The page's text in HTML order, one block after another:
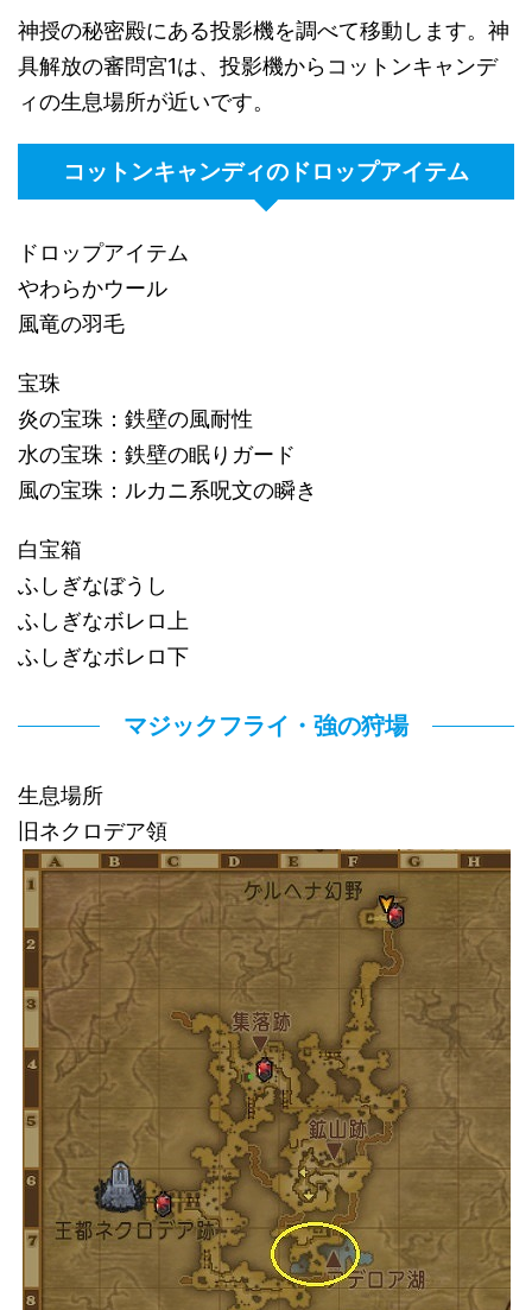
神授の秘密殿にある投影機を調べて移動します。神
具解放の審問宮1は、投影機からコットンキャンデ
ィの生息場所が近いです。
コットンキャンディのドロップアイテム
ドロップアイテム
やわらかウール
風竜の羽毛
宝珠
炎の宝珠：鉄壁の風耐性
水の宝珠：鉄壁の眠りガード
風の宝珠：ルカニ系呪文の瞬き
白宝箱
ふしぎなぼうし
ふしぎなボレロ上
ふしぎなボレロ下
マジックフライ・強の狩場
生息場所
旧ネクロデア領